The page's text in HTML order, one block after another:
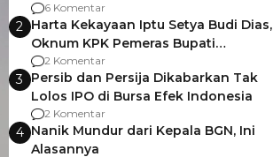
Gagalnya Negara Jamin Keamanan
6 Komentar
2 Harta Kekayaan Iptu Setya Budi Dias,
Oknum KPK Pemeras Bupati
Pemalang
2 Komentar
3 Persib dan Persija Dikabarkan Tak
Lolos IPO di Bursa Efek Indonesia
2 Komentar
4 Nanik Mundur dari Kepala BGN, Ini
Alasannya